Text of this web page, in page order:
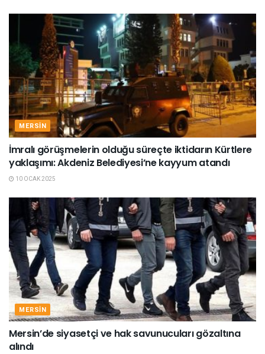
MERSIN
İmralı görüşmelerin olduğu süreçte iktidarın Kürtlere
yaklaşımı: Akdeniz Belediyesi’ne kayyum atandı
10 OCAK 2025
MERSIN
Mersin’de siyasetçi ve hak savunucuları gözaltına
alındı